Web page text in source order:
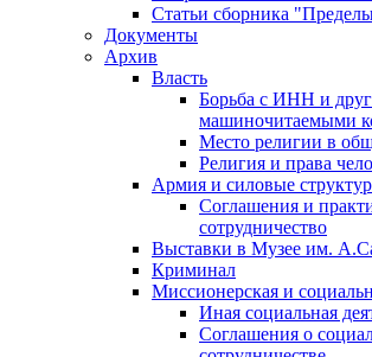
Статьи сборника
Документы
Архив
Власть
Борьба с ИНН и
машиночитаемыми
Место религии в
Религия и права
Армия и силовые
Соглашения и
сотрудничество
Выставки в Музее им.
Криминал
Миссионерская и
Иная социальная
Соглашения о